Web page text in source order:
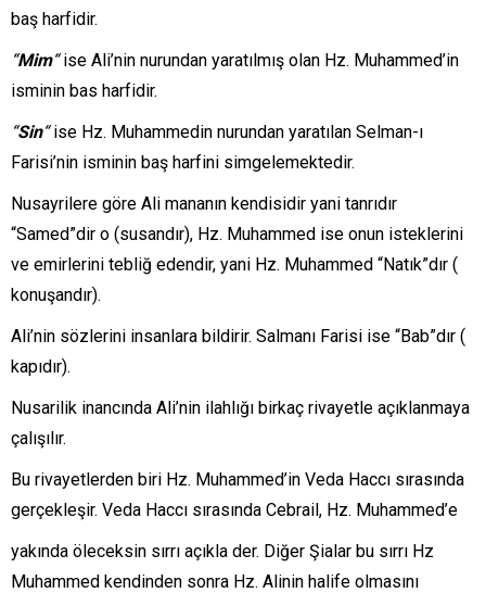
baş harfidir.
“Mim“ise Ali’nin nurundan yaratılmış olan Hz. Muhammed’in
isminin bas harfidir.
“Sin“ise Hz. Muhammedin nurundan yaratılan Selman-ı
Farisi’nin isminin baş harfini simgelemektedir.
Nusayrilere göre Ali mananın kendisidir yani tanrıdır
“Samed”dir o (susandır), Hz. Muhammed ise onun isteklerini
ve emirlerini tebliğ edendir, yani Hz. Muhammed “Natık”dır (
konuşandır).
Ali’nin sözlerini insanlara bildirir. Salmanı Farisi ise “Bab”dır (
kapıdır).
Nusarilik inancında Ali’nin ilahlığı birkaç rivayetle açıklanmaya
çalışılır.
Bu rivayetlerden biri Hz. Muhammed’in Veda Haccı sırasında
gerçekleşir. Veda Haccı sırasında Cebrail, Hz. Muhammed’e
yakında öleceksin sırrı açıkla der. Diğer Şialar bu sırrı Hz
Muhammed kendinden sonra Hz. Alinin halife olmasını